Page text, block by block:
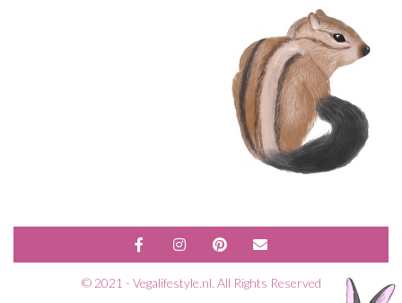
© 2021 - Vegalifestyle.nl. All Rights Reserved